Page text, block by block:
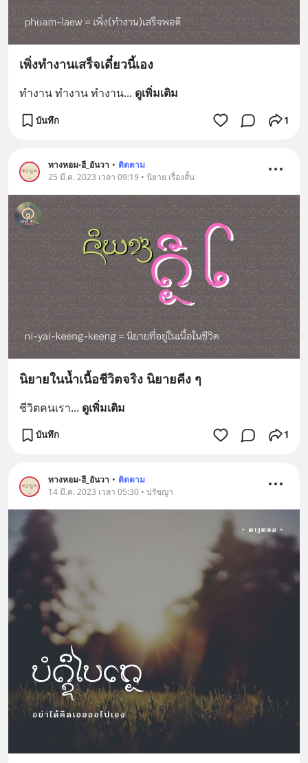
เพิ่งทำงานเสร็จเดี๋ยวนี้เอง
ทำงาน ทำงาน ทำงาน... ดูเพิ่มเติม
บันทึก 1
ทางหอม-ฮี_อันวา • ติดตาม
25 มี.ค. 2023 เวลา 09:19 • นิยาย เรื่องสั้น
นิยายในน้ำเนื้อชีวิตจริง นิยายคีง ๆ
ชีวิตคนเรา... ดูเพิ่มเติม
บันทึก 1
ทางหอม-ฮี_อันวา • ติดตาม
14 มี.ค. 2023 เวลา 05:30 • ปรัชญา